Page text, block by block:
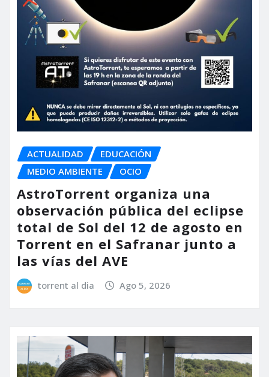
ACTUALIDAD
EDUCACIÓN
MEDIO AMBIENTE
OCIO
AstroTorrent organiza una
observación pública del eclipse
total de Sol del 12 de agosto en
Torrent en el Safranar junto a
las vías del AVE
torrent al dia Ago 5, 2026